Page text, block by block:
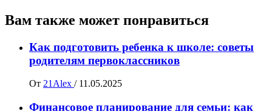
Вам также может понравиться
Как подготовить ребенка к школе: советы
родителям первоклассников
От 21Alex / 11.05.2025
Финансовое планирование для семьи: как